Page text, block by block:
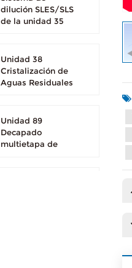
dilución SLES/SLS
de la unidad 35
Unidad 38
Cristalización de
Aguas Residuales
Unidad 89
Decapado
multietapa de